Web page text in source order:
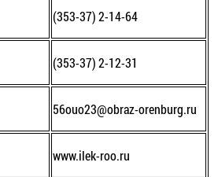
(353-37) 2-14-64
(353-37) 2-12-31
56ouo23@obraz-orenburg.ru
www.ilek-roo.ru